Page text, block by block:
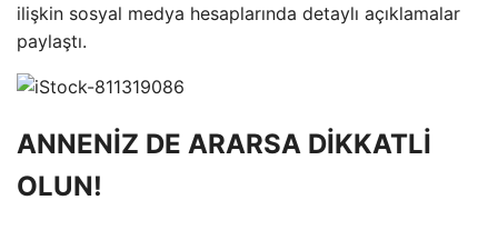
ilişkin sosyal medya hesaplarında detaylı açıklamalar
paylaştı.
ANNENİZ DE ARARSA DİKKATLİ
OLUN!